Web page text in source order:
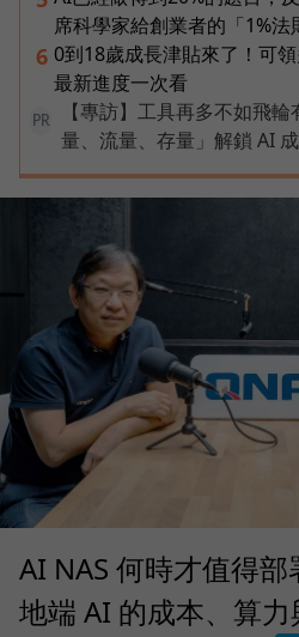
席科學家給創業者的「1%法
6 0到18歲成長津貼來了！可領
最新進度一次看
PR
【專訪】工具再多不如飛
量、流量、存量」解鎖 AI
AI NAS 何時才值得
地端 AI 的成本、算